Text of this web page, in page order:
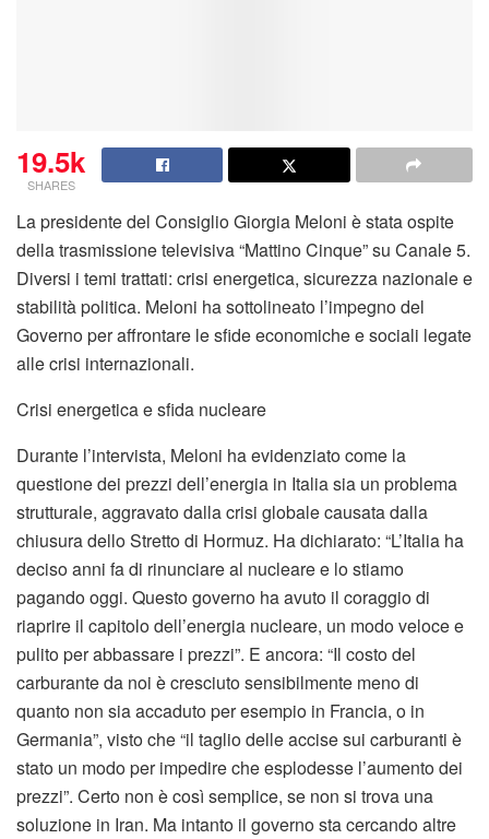
19.5k
SHARES
La presidente del Consiglio Giorgia Meloni è stata ospite
della trasmissione televisiva “Mattino Cinque” su Canale 5.
Diversi i temi trattati: crisi energetica, sicurezza nazionale e
stabilità politica. Meloni ha sottolineato l’impegno del
Governo per affrontare le sfide economiche e sociali legate
alle crisi internazionali.
Crisi energetica e sfida nucleare
Durante l’intervista, Meloni ha evidenziato come la
questione dei prezzi dell’energia in Italia sia un problema
strutturale, aggravato dalla crisi globale causata dalla
chiusura dello Stretto di Hormuz. Ha dichiarato: “L’Italia ha
deciso anni fa di rinunciare al nucleare e lo stiamo
pagando oggi. Questo governo ha avuto il coraggio di
riaprire il capitolo dell’energia nucleare, un modo veloce e
pulito per abbassare i prezzi”. E ancora: “Il costo del
carburante da noi è cresciuto sensibilmente meno di
quanto non sia accaduto per esempio in Francia, o in
Germania”, visto che “il taglio delle accise sui carburanti è
stato un modo per impedire che esplodesse l’aumento dei
prezzi”. Certo non è così semplice, se non si trova una
soluzione in Iran. Ma intanto il governo sta cercando altre